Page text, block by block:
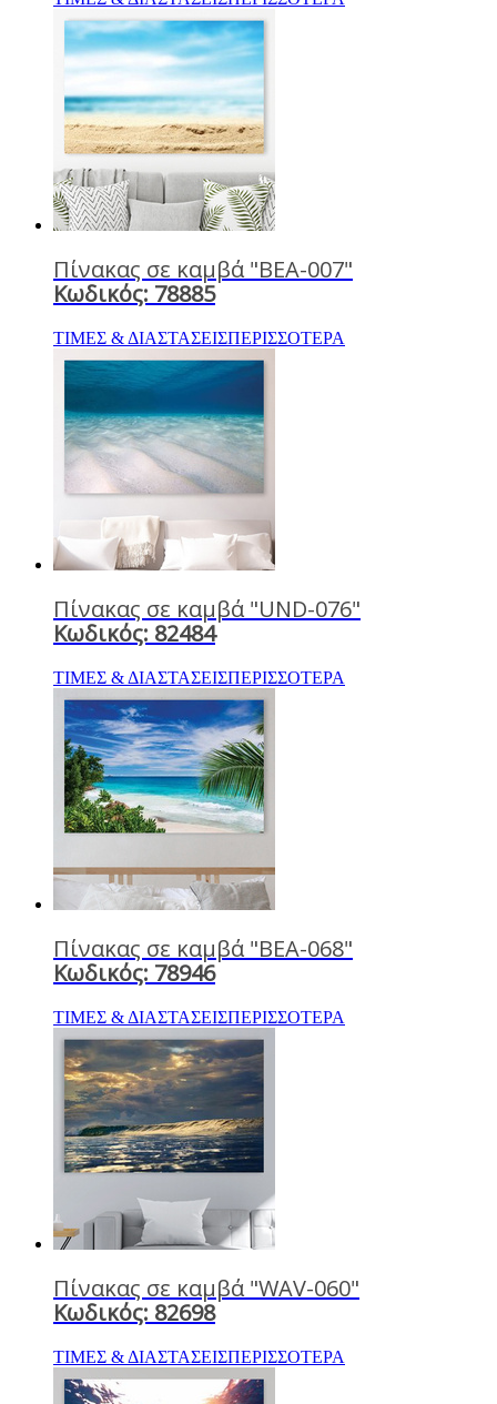
Πίνακας σε καμβά "BEA-007"
Κωδικός: 78885
ΤΙΜΕΣ & ΔΙΑΣΤΑΣΕΙΣΠΕΡΙΣΣΟΤΕΡΑ
Πίνακας σε καμβά "UND-076"
Κωδικός: 82484
ΤΙΜΕΣ & ΔΙΑΣΤΑΣΕΙΣΠΕΡΙΣΣΟΤΕΡΑ
Πίνακας σε καμβά "BEA-068"
Κωδικός: 78946
ΤΙΜΕΣ & ΔΙΑΣΤΑΣΕΙΣΠΕΡΙΣΣΟΤΕΡΑ
Πίνακας σε καμβά "WAV-060"
Κωδικός: 82698
ΤΙΜΕΣ & ΔΙΑΣΤΑΣΕΙΣΠΕΡΙΣΣΟΤΕΡΑ